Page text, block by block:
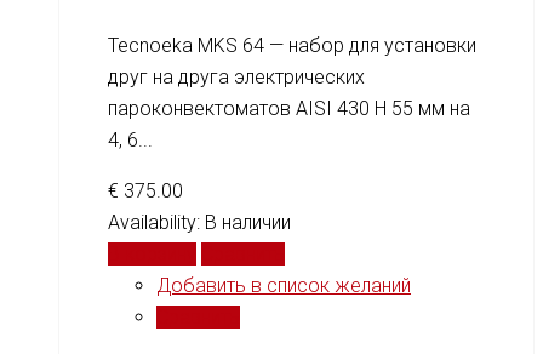
Tecnoeka MKS 64 — набор для установки
друг на друга электрических
пароконвектоматов AISI 430 H 55 мм на
4, 6...
€ 375.00
Availability: В наличии
Добавить в список желаний